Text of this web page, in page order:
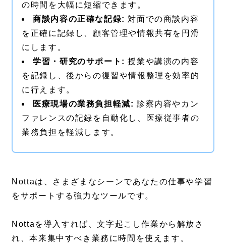
の時間を大幅に短縮できます。
商談内容の正確な記録: 対面での商談内容
を正確に記録し、顧客管理や情報共有を円滑
にします。
学習・研究のサポート: 授業や講演の内容
を記録し、後からの復習や情報整理を効率的
に行えます。
医療現場の業務負担軽減: 診察内容やカン
ファレンスの記録を自動化し、医療従事者の
業務負担を軽減します。
Nottaは、さまざまなシーンであなたの仕事や学習
をサポートする強力なツールです。
Nottaを導入すれば、文字起こし作業から解放さ
れ、本来集中すべき業務に時間を使えます。